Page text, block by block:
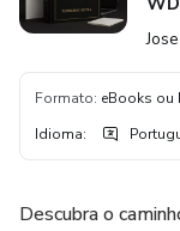
Formato: eBooks ou
Idioma:
Descubra o